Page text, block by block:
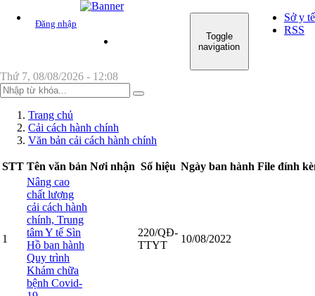
Đăng nhập
Sở y tế
RSS
GIỚI THIỆU CHUNG
Toggle
navigation
Thứ 7, 08/08/2026 - 12:08
Trang chủ
Cải cách hành chính
Văn bản cải cách hành chính
STT Tên văn bản Nơi nhận Số hiệu Ngày ban hành File đính
1
Nâng cao
chất lượng
cải cách hành
chính, Trung
tâm Y tế Sìn
Hồ ban hành
Quy trình
Khám chữa
bệnh Covid-
220/QĐ-
TTYT
10/08/2022